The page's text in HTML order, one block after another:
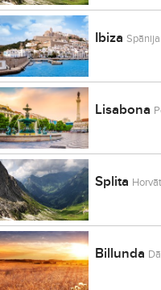
IbizaSpānija
Lisabona
Splita
Billunda